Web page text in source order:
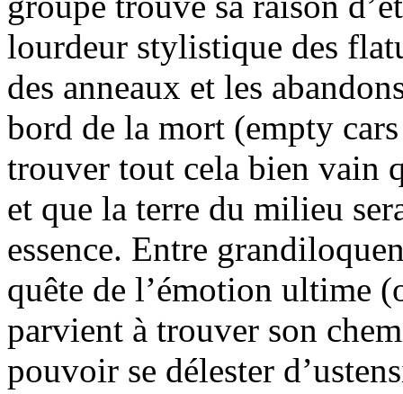
lourdeur stylistique des
des anneaux et les
bord de la mort (empty
trouver tout cela bien vain
et que la terre du milieu
essence. Entre
quête de l’émotion ultime
parvient à trouver son
pouvoir se délester